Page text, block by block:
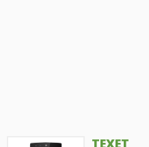
TEXET